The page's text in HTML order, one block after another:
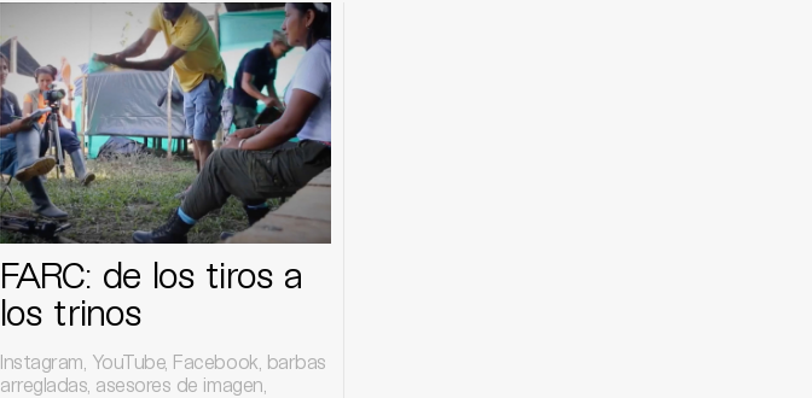
FARC: de los tiros a
los trinos
Instagram, YouTube, Facebook, barbas
arregladas, asesores de imagen,